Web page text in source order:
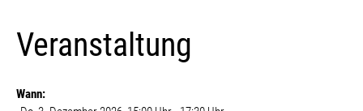
Veranstaltung
Wann: